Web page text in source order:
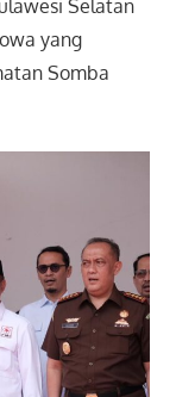
Selatan
yang
Somba